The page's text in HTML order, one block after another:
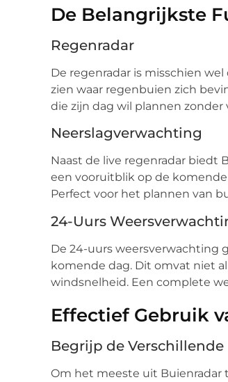
De Belangrijkste
Regenradar
De regenradar is misschien
zien waar regenbuien zich
die zijn dag wil plannen
Neerslagverwachting
Naast de live regenradar biedt
een vooruitblik op de
Perfect voor het plannen van
24-Uurs
De 24-uurs weersverwachting
komende dag. Dit omvat niet
windsnelheid. Een complete
Effectief Gebruik
Begrijp de Verschillende
Om het meeste uit Buienradar